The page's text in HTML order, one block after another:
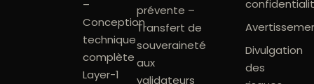
–
Conception
technique
complète
Layer-1
prévente –
Transfert de
souveraineté
aux
validateurs
Divulgation
des